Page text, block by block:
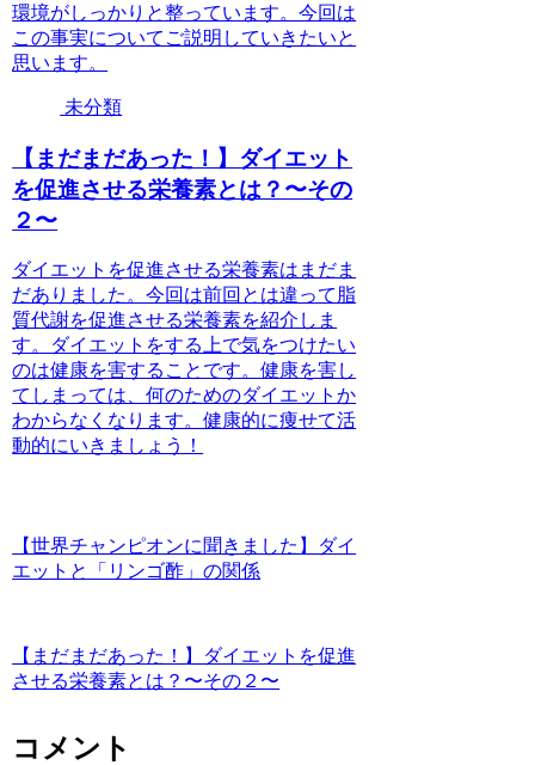
環境がしっかりと整っています。今回は
この事実についてご説明していきたいと
思います。
未分類
【まだまだあった！】ダイエット
を促進させる栄養素とは？〜その
２〜
ダイエットを促進させる栄養素はまだま
だありました。今回は前回とは違って脂
質代謝を促進させる栄養素を紹介しま
す。ダイエットをする上で気をつけたい
のは健康を害することです。健康を害し
てしまっては、何のためのダイエットか
わからなくなります。健康的に痩せて活
動的にいきましょう！
【世界チャンピオンに聞きました】ダイ
エットと「リンゴ酢」の関係
【まだまだあった！】ダイエットを促進
させる栄養素とは？〜その２〜
コメント